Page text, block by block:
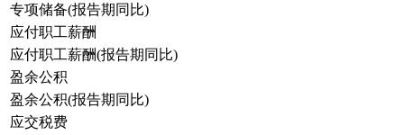
专项储备(报告期同比)
应付职工薪酬
应付职工薪酬(报告期同比)
盈余公积
盈余公积(报告期同比)
应交税费